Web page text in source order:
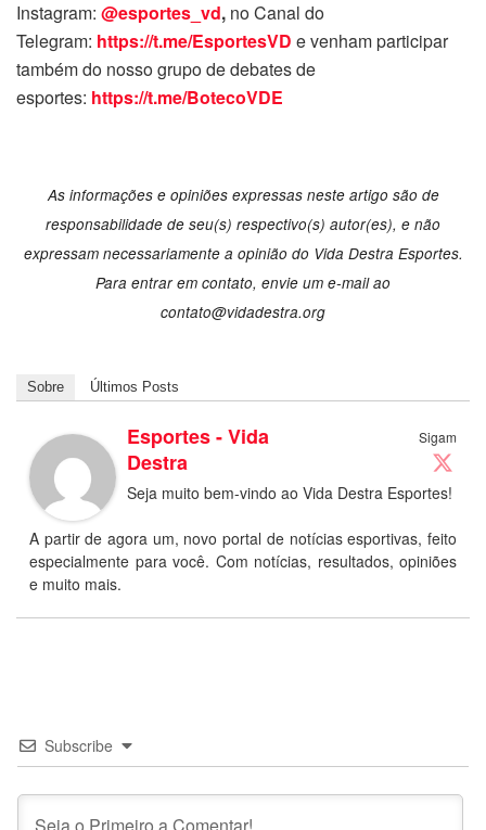
Instagram: @esportes_vd, no Canal do
Telegram: https://t.me/EsportesVD e venham participar
também do nosso grupo de debates de
esportes: https://t.me/BotecoVDE
As informações e opiniões expressas neste artigo são de
responsabilidade de seu(s) respectivo(s) autor(es), e não
expressam necessariamente a opinião do Vida Destra Esportes.
Para entrar em contato, envie um e-mail ao
contato@vidadestra.org
Sobre Últimos Posts
Sigam
Esportes - Vida
Destra
Seja muito bem-vindo ao Vida Destra Esportes!
A partir de agora um, novo portal de notícias esportivas, feito
especialmente para você. Com notícias, resultados, opiniões
e muito mais.
Subscribe